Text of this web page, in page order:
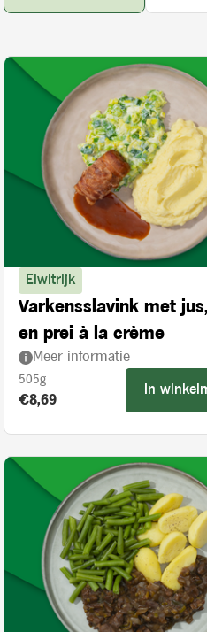
Eiwitrijk
Varkensslavink met
en prei à la crème
Meer informatie
505g
Product prijs:
€8,69
In